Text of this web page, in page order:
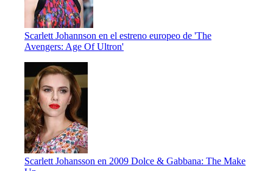
Scarlett Johannson en el estreno europeo de 'The
Avengers: Age Of Ultron'
Scarlett Johansson en 2009 Dolce & Gabbana: The Make